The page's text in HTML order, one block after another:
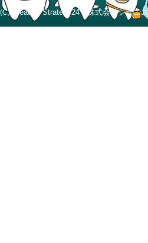
(C) Creative Strategy24 株式会社シー